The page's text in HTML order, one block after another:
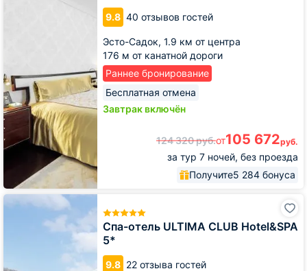
9.8 40 отзывов гостей
Эсто-Садок, 1.9 км от центра
176 м от канатной дороги
Раннее бронирование
Бесплатная отмена
Завтрак включён
124 320руб.от105 672руб.
за тур 7 ночей, без проезда
Получите5 284 бонуса
Спа-отель ULTIMA CLUB Hotel&SPA
5*
9.8 22 отзыва гостей
Спа-